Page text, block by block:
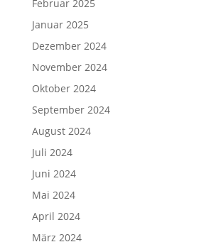
Februar 2025
Januar 2025
Dezember 2024
November 2024
Oktober 2024
September 2024
August 2024
Juli 2024
Juni 2024
Mai 2024
April 2024
März 2024